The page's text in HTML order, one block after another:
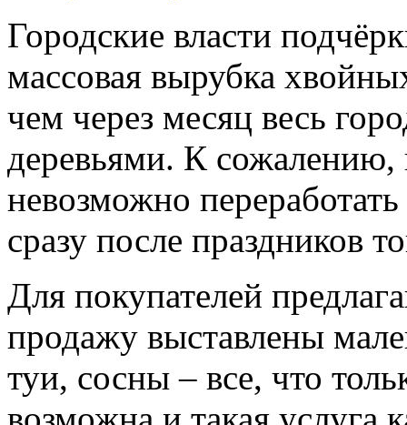
Городские власти
массовая вырубка
чем через месяц весь
деревьями. К сожалению,
невозможно
сразу после праздников
Для покупателей
продажу выставлены
туи, сосны – все, что